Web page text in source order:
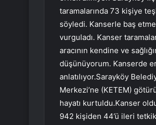
taramalarında 73 kişiye
söyledi. Kanserle baş
vurguladı. Kanser
aracının kendine ve
düşünüyorum. Kanserde
anlatılıyor.Sarayköy
Merkezi’ne (KETEM)
hayatı kurtuldu.Kanser
942 kişiden 44’ü ileri